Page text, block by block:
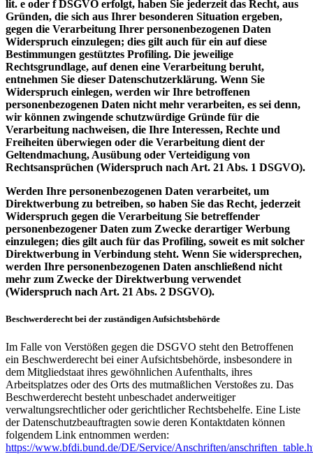
lit. e oder f DSGVO erfolgt, haben Sie jederzeit das Recht, aus
Gründen, die sich aus Ihrer besonderen Situation ergeben,
gegen die Verarbeitung Ihrer personenbezogenen Daten
Widerspruch einzulegen; dies gilt auch für ein auf diese
Bestimmungen gestütztes Profiling. Die jeweilige
Rechtsgrundlage, auf denen eine Verarbeitung beruht,
entnehmen Sie dieser Datenschutzerklärung. Wenn Sie
Widerspruch einlegen, werden wir Ihre betroffenen
personenbezogenen Daten nicht mehr verarbeiten, es sei denn,
wir können zwingende schutzwürdige Gründe für die
Verarbeitung nachweisen, die Ihre Interessen, Rechte und
Freiheiten überwiegen oder die Verarbeitung dient der
Geltendmachung, Ausübung oder Verteidigung von
Rechtsansprüchen (Widerspruch nach Art. 21 Abs. 1 DSGVO).
Werden Ihre personenbezogenen Daten verarbeitet, um
Direktwerbung zu betreiben, so haben Sie das Recht, jederzeit
Widerspruch gegen die Verarbeitung Sie betreffender
personenbezogener Daten zum Zwecke derartiger Werbung
einzulegen; dies gilt auch für das Profiling, soweit es mit solcher
Direktwerbung in Verbindung steht. Wenn Sie widersprechen,
werden Ihre personenbezogenen Daten anschließend nicht
mehr zum Zwecke der Direktwerbung verwendet
(Widerspruch nach Art. 21 Abs. 2 DSGVO).
Beschwerderecht bei der zuständigen Aufsichtsbehörde
Im Falle von Verstößen gegen die DSGVO steht den Betroffenen
ein Beschwerderecht bei einer Aufsichtsbehörde, insbesondere in
dem Mitgliedstaat ihres gewöhnlichen Aufenthalts, ihres
Arbeitsplatzes oder des Orts des mutmaßlichen Verstoßes zu. Das
Beschwerderecht besteht unbeschadet anderweitiger
verwaltungsrechtlicher oder gerichtlicher Rechtsbehelfe. Eine Liste
der Datenschutzbeauftragten sowie deren Kontaktdaten können
folgendem Link entnommen werden:
https://www.bfdi.bund.de/DE/Service/Anschriften/